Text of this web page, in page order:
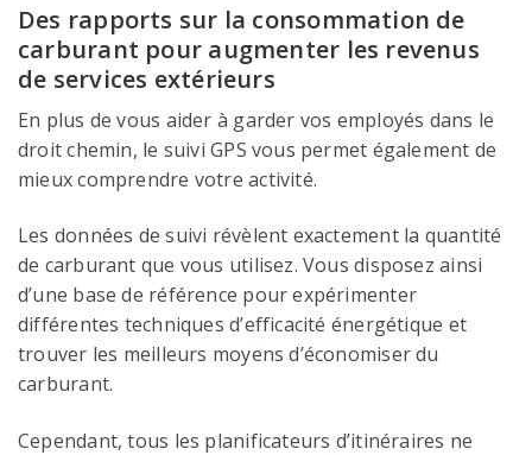
Des rapports sur la consommation de
carburant pour augmenter les revenus
de services extérieurs
En plus de vous aider à garder vos employés dans le
droit chemin, le suivi GPS vous permet également de
mieux comprendre votre activité.
Les données de suivi révèlent exactement la quantité
de carburant que vous utilisez. Vous disposez ainsi
d’une base de référence pour expérimenter
différentes techniques d’efficacité énergétique et
trouver les meilleurs moyens d’économiser du
carburant.
Cependant, tous les planificateurs d’itinéraires ne